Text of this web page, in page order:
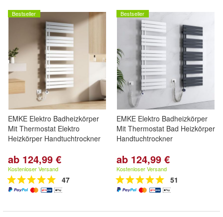
Bestseller
EMKE Elektro Badheizkörper
Mit Thermostat Elektro
Heizkörper Handtuchtrockner
ab 124,99 €
Kostenloser Versand
47
Bestseller
EMKE Elektro Badheizkörper
Mit Thermostat Bad Heizkörper
Handtuchtrockner
ab 124,99 €
Kostenloser Versand
51